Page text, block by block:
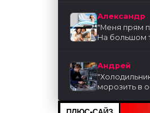
Александр
"Меня прям
На большом
Андрей
"
морозить в